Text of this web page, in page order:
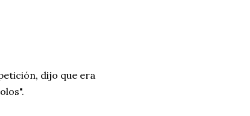
dijo que era